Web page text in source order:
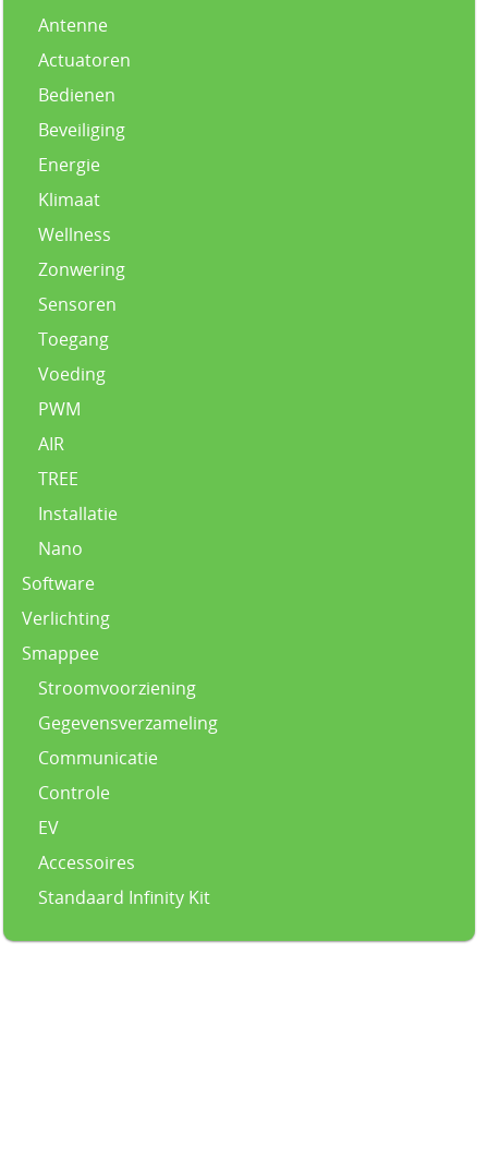
Antenne
Actuatoren
Bedienen
Beveiliging
Energie
Klimaat
Wellness
Zonwering
Sensoren
Toegang
Voeding
PWM
AIR
TREE
Installatie
Nano
Software
Verlichting
Smappee
Stroomvoorziening
Gegevensverzameling
Communicatie
Controle
EV
Accessoires
Standaard Infinity Kit